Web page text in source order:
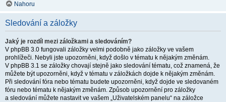
Nahoru
Sledování a záložky
Jaký je rozdíl mezi záložkami a sledováním?
V phpBB 3.0 fungovali záložky velmi podobně jako záložky ve vašem
prohlížeči. Nebyli jste upozorněni, když došlo v tématu k nějakým změnám.
V phpBB 3.1 se záložky chovají stejně jako sledování tématu, což znamená, že
můžete být upozorněni, když v tématu v záložkách dojde k nějakým změnám.
Při sledování fóra nebo tématu budete upozorněni, když dojde ve sledovaném
fóru nebo tématu k nějakým změnám. Způsob upozornění pro záložky
a sledování můžete nastavit ve vašem „Uživatelském panelu“ na záložce